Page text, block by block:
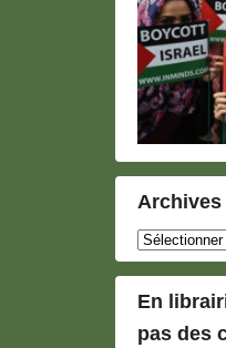
Archives
Archives
En
pas des